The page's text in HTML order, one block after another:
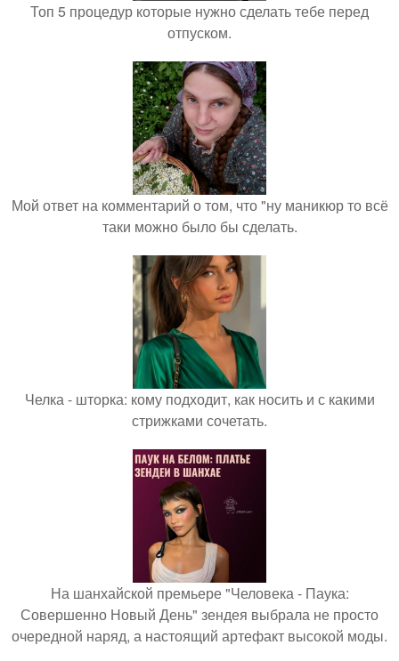
Топ 5 процедур которые нужно сделать тебе перед
отпуском.
Мой ответ на комментарий о том, что "ну маникюр то всё
таки можно было бы сделать.
Челка - шторка: кому подходит, как носить и с какими
стрижками сочетать.
На шанхайской премьере "Человека - Паука:
Совершенно Новый День" зендея выбрала не просто
очередной наряд, а настоящий артефакт высокой моды.